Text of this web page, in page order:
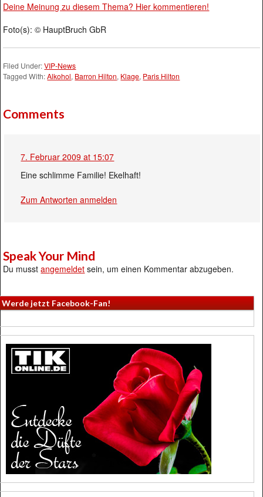
Deine Meinung zu diesem Thema? Hier kommentieren!
Foto(s): © HauptBruch GbR
Filed Under:VIP-News
Tagged With:Alkohol, Barron Hilton, Klage, Paris Hilton
Comments
7. Februar 2009 at 15:07
Eine schlimme Familie! Ekelhaft!
Zum Antworten anmelden
Speak Your Mind
Du musstangemeldet sein, um einen Kommentar abzugeben.
Werde jetzt Facebook-Fan!